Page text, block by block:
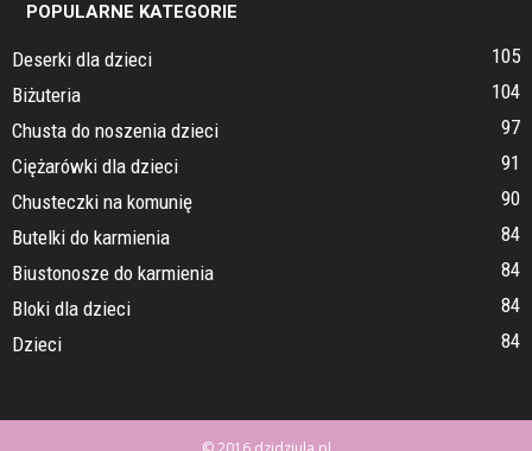
POPULARNE KATEGORIE
Deserki dla dzieci
105
Biżuteria
104
Chusta do noszenia dzieci
97
Ciężarówki dla dzieci
91
Chusteczki na komunię
90
Butelki do karmienia
84
Biustonosze do karmienia
84
Bloki dla dzieci
84
Dzieci
84